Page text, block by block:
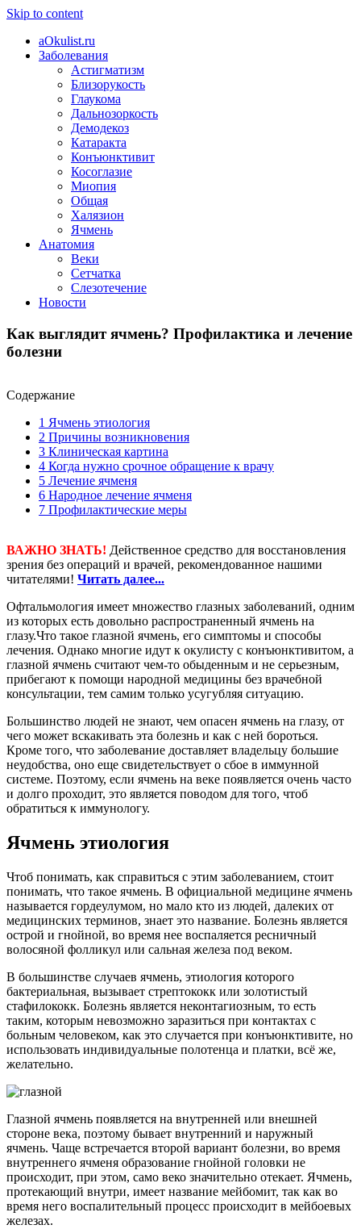
Skip to content
aOkulist.ru
Заболевания
Астигматизм
Близорукость
Глаукома
Дальнозоркость
Демодекоз
Катаракта
Конъюнктивит
Косоглазие
Миопия
Общая
Халязион
Ячмень
Анатомия
Веки
Сетчатка
Слезотечение
Новости
Как выглядит ячмень? Профилактика и лечение
болезни
Содержание
1 Ячмень этиология
2 Причины возникновения
3 Клиническая картина
4 Когда нужно срочное обращение к врачу
5 Лечение ячменя
6 Народное лечение ячменя
7 Профилактические меры
ВАЖНО ЗНАТЬ! Действенное средство для восстановления
зрения без операций и врачей, рекомендованное нашими
читателями! Читать далее...
Офтальмология имеет множество глазных заболеваний, одним
из которых есть довольно распространенный ячмень на
глазу.Что такое глазной ячмень, его симптомы и способы
лечения. Однако многие идут к окулисту с конъюнктивитом, а
глазной ячмень считают чем-то обыденным и не серьезным,
прибегают к помощи народной медицины без врачебной
консультации, тем самим только усугубляя ситуацию.
Большинство людей не знают, чем опасен ячмень на глазу, от
чего может вскакивать эта болезнь и как с ней бороться.
Кроме того, что заболевание доставляет владельцу большие
неудобства, оно еще свидетельствует о сбое в иммунной
системе. Поэтому, если ячмень на веке появляется очень часто
и долго проходит, это является поводом для того, чтоб
обратиться к иммунологу.
Ячмень этиология
Чтоб понимать, как справиться с этим заболеванием, стоит
понимать, что такое ячмень. В официальной медицине ячмень
называется гордеулумом, но мало кто из людей, далеких от
медицинских терминов, знает это название. Болезнь является
острой и гнойной, во время нее воспаляется ресничный
волосяной фолликул или сальная железа под веком.
В большинстве случаев ячмень, этиология которого
бактериальная, вызывает стрептококк или золотистый
стафилококк. Болезнь является неконтагиозным, то есть
таким, которым невозможно заразиться при контактах с
больным человеком, как это случается при конъюнктивите, но
использовать индивидуальные полотенца и платки, всё же,
желательно.
Глазной ячмень появляется на внутренней или внешней
стороне века, поэтому бывает внутренний и наружный
ячмень. Чаще встречается второй вариант болезни, во время
внутреннего ячменя образование гнойной головки не
происходит, при этом, само веко значительно отекает. Ячмень,
протекающий внутри, имеет название мейбомит, так как во
время него воспалительный процесс происходит в мейбоевых
железах.